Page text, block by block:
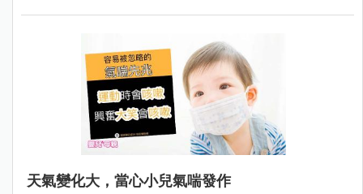
天氣變化大，當心小兒氣喘發作